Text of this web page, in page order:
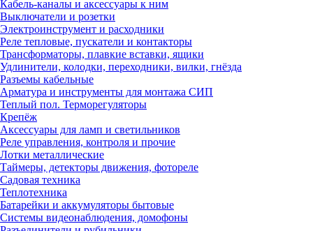
Кабель-каналы и аксессуары к ним
Выключатели и розетки
Электроинструмент и расходники
Реле тепловые, пускатели и контакторы
Трансформаторы, плавкие вставки, ящики
Удлинители, колодки, переходники, вилки, гнёзда
Разъемы кабельные
Арматура и инструменты для монтажа СИП
Теплый пол. Терморегуляторы
Крепёж
Аксессуары для ламп и светильников
Реле управления, контроля и прочие
Лотки металлические
Таймеры, детекторы движения, фотореле
Садовая техника
Теплотехника
Батарейки и аккумуляторы бытовые
Системы видеонаблюдения, домофоны